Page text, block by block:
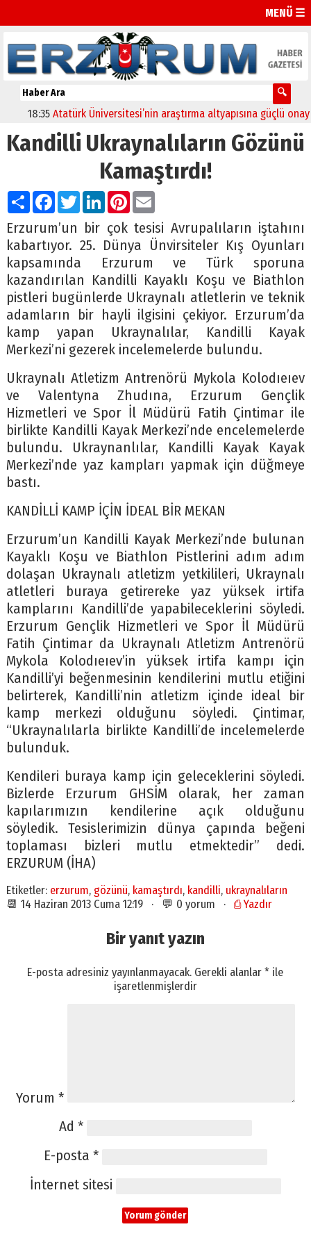
MENÜ ☰
18:35 Atatürk Üniversitesi’nin araştırma altyapısına güçlü onay
Kandilli Ukraynalıların Gözünü
Kamaştırdı!
PaylaşFacebook
TwitterLinkedIn
Pinterest
Email
Erzurum’un bir çok tesisi Avrupalıların iştahını
kabartıyor. 25. Dünya Ünvirsiteler Kış Oyunları
kapsamında Erzurum ve Türk sporuna
kazandırılan Kandilli Kayaklı Koşu ve Biathlon
pistleri bugünlerde Ukraynalı atletlerin ve teknik
adamların bir hayli ilgisini çekiyor. Erzurum’da
kamp yapan Ukraynalılar, Kandilli Kayak
Merkezi’ni gezerek incelemelerde bulundu.
Ukraynalı Atletizm Antrenörü Mykola Kolodıeıev
ve Valentyna Zhudına, Erzurum Gençlik
Hizmetleri ve Spor İl Müdürü Fatih Çintimar ile
birlikte Kandilli Kayak Merkezi’nde encelemelerde
bulundu. Ukraynanlılar, Kandilli Kayak Kayak
Merkezi’nde yaz kampları yapmak için düğmeye
bastı.
KANDİLLİ KAMP İÇİN İDEAL BİR MEKAN
Erzurum’un Kandilli Kayak Merkezi’nde bulunan
Kayaklı Koşu ve Biathlon Pistlerini adım adım
dolaşan Ukraynalı atletizm yetkilileri, Ukraynalı
atletleri buraya getirereke yaz yüksek irtifa
kamplarını Kandilli’de yapabileceklerini söyledi.
Erzurum Gençlik Hizmetleri ve Spor İl Müdürü
Fatih Çintimar da Ukraynalı Atletizm Antrenörü
Mykola Kolodıeıev’in yüksek irtifa kampı için
Kandilli’yi beğenmesinin kendilerini mutlu etiğini
belirterek, Kandilli’nin atletizm içinde ideal bir
kamp merkezi olduğunu söyledi. Çintimar,
“Ukraynalılarla birlikte Kandilli’de incelemelerde
bulunduk.
Kendileri buraya kamp için geleceklerini söyledi.
Bizlerde Erzurum GHSİM olarak, her zaman
kapılarımızın kendilerine açık olduğunu
söyledik. Tesislerimizin dünya çapında beğeni
toplaması bizleri mutlu etmektedir” dedi.
ERZURUM (İHA)
Etiketler: erzurum, gözünü, kamaştırdı, kandilli, ukraynalıların
📆 14 Haziran 2013 Cuma 12:19 · 💬 0 yorum · ⎙ Yazdır
Bir yanıt yazın
E-posta adresiniz yayınlanmayacak. Gerekli alanlar* ile
işaretlenmişlerdir
Yorum *
Ad *
E-posta *
İnternet sitesi